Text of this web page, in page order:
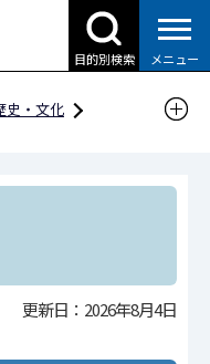
目的別検索 メニュー
史・文化
別
更新日：2026年8月4日